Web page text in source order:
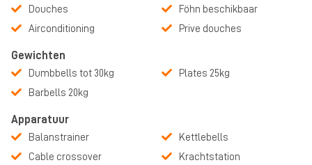
Douches
Airconditioning
Föhn beschikbaar
Prive douches
Gewichten
Dumbbells tot 30kg
Barbells 20kg
Plates 25kg
Apparatuur
Balanstrainer
Cable crossover
Kettlebells
Krachtstation